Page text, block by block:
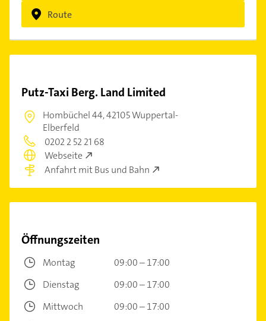
Route
Putz-Taxi Berg. Land Limited
Hombüchel 44,42105 Wuppertal-
Elberfeld
0202 2 52 21 68
Webseite
Anfahrt mit Bus und Bahn
Öffnungszeiten
Montag
09:00 – 17:00
Dienstag
09:00 – 17:00
Mittwoch
09:00 – 17:00